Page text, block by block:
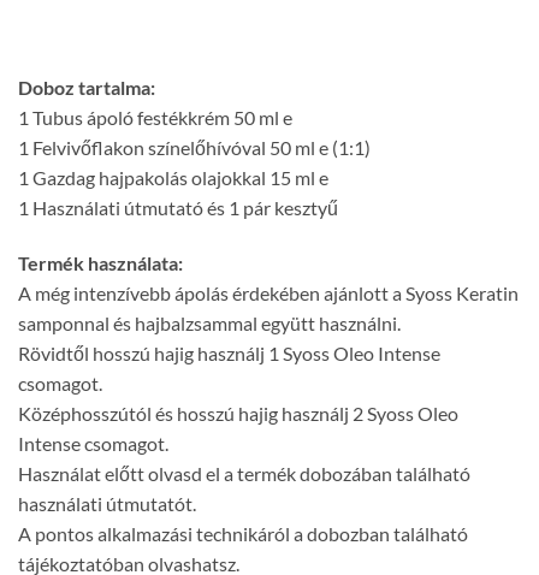
Doboz tartalma:
1 Tubus ápoló festékkrém 50 ml e
1 Felvivőflakon színelőhívóval 50 ml e (1:1)
1 Gazdag hajpakolás olajokkal 15 ml e
1 Használati útmutató és 1 pár kesztyű
Termék használata:
A még intenzívebb ápolás érdekében ajánlott a Syoss Keratin
samponnal és hajbalzsammal együtt használni.
Rövidtől hosszú hajig használj 1 Syoss Oleo Intense
csomagot.
Középhosszútól és hosszú hajig használj 2 Syoss Oleo
Intense csomagot.
Használat előtt olvasd el a termék dobozában található
használati útmutatót.
A pontos alkalmazási technikáról a dobozban található
tájékoztatóban olvashatsz.